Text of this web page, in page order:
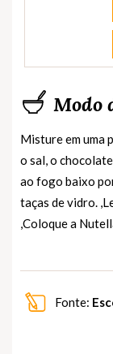
Modo
Misture em uma
o sal, o
ao fogo baixo
taças de vidro.
,Coloque a
Fonte: